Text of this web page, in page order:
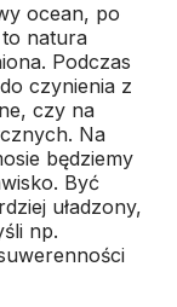
ocean, po
natura
Podczas
czynienia z
czy na
Na
będziemy
Być
uładzony,
np.